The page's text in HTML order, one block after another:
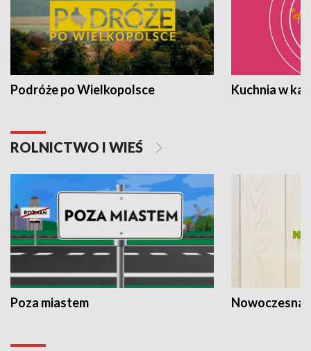
Podróże po Wielkopolsce Kuchnia w
ROLNICTWO I WIEŚ
Poza miastem Nowoczesna